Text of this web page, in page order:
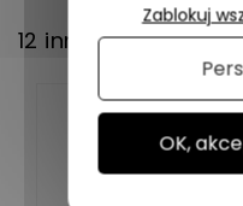
12 innych
OK,
Zablokuj